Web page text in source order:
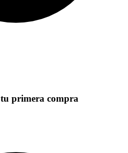
tu primera compra